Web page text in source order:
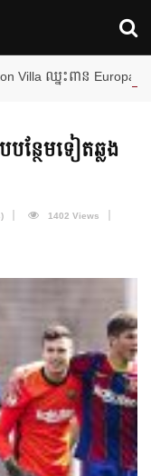
ះពាន Europa League
ន្ថែមទៀតឆ្លង
1402 Views